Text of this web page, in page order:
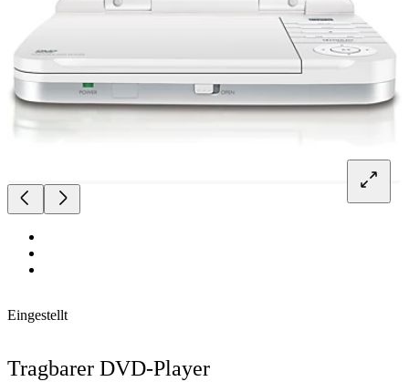
Eingestellt
Tragbarer DVD-Player